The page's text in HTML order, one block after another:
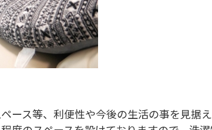
ース等、利便性や今後の生活の事を見据